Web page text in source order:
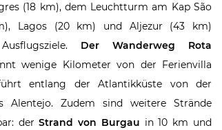
(18 km), dem Leuchtturm am Kap São
Lagos (20 km) und Aljezur (43 km)
Der Wanderweg Rota
wenige Kilometer von der Ferienvilla
entlang der Atlantikküste von der
Alentejo. Zudem sind weitere Strände
derStrand von Burgau in 10 km und